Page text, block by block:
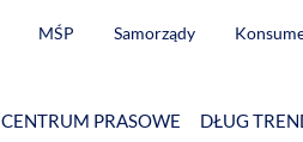
MŚP Samorządy
CENTRUM PRASOWE DŁUG